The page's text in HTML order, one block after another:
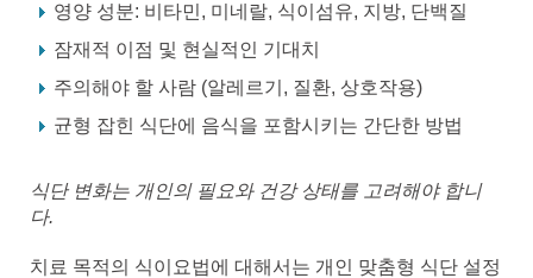
영양 성분: 비타민, 미네랄, 식이섬유, 지방, 단백질
잠재적 이점 및 현실적인 기대치
주의해야 할 사람 (알레르기, 질환, 상호작용)
균형 잡힌 식단에 음식을 포함시키는 간단한 방법
식단 변화는 개인의 필요와 건강 상태를 고려해야 합니
다.
치료 목적의 식이요법에 대해서는 개인 맞춤형 식단 설정